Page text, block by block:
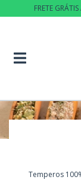
FRETE
Temperos